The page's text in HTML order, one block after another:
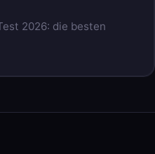
2026: die besten